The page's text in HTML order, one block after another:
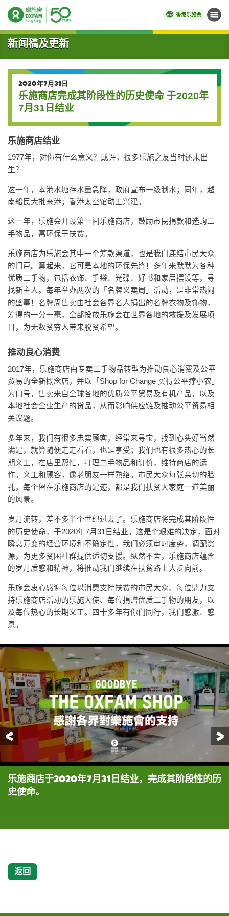
香港乐施会 菜单
开始主要内容
新闻稿及更新
2020年7月31日
乐施商店完成其阶段性的历史使命 于2020年
7月31日结业
乐施商店结业
1977年，对你有什么意义？或许，很多乐施之友当时还未出
生？
这一年，本港水塘存水量急降，政府宣布一级制水；同年，越
南船民大批来港；香港太空馆动工兴建。
这一年，乐施会开设第一间乐施商店，鼓励市民捐款和选购二
手物品，寓环保于扶贫。
乐施商店为乐施会其中一个筹款渠道，也是我们连结市民大众
的门戸。算起来，它可是本地的环保先锋！多年来默默为各种
优质二手物，包括衣饰、手袋、光碟、好书和家居摆设等，寻
找新主人。每年举办两次的「名牌义卖周」活动，是非常热闹
的盛事！名牌周售卖由社会各界名人捐出的名牌衣物及饰物，
筹得的一分一毫，全部投放乐施会在世界各地的救援及发展项
目，为无数贫穷人带来脱贫希望。
推动良心消费
2017年，乐施商店由专卖二手物品转型为推动良心消费及公平
贸易的全新概念店，并以「Shop for Change 买得公平撑小农」
为口号，售卖来自全球各地的优质公平贸易及有机产品，以及
本地社会企业生产的货品，从而影响供应链及推动公平贸易相
关议题。
多年来，我们有很多忠实顾客，经常来寻宝，找到心头好当然
满足，就算随便走走看看，也是享受；我们也有很多热心的长
期义工，在店里帮忙，打理二手物品和订价，维持商店的运
作。义工和顾客，像老朋友一样熟络。市民大众每张亲切的脸
孔，每个留在乐施商店的足迹，都是我们扶贫大家庭一道美丽
的风景。
岁月流转，差不多半个世纪过去了。乐施商店将完成其阶段性
的历史使命，于2020年7月31日结业。这是个艰难的决定，面对
瞬息万变的经营环境和不确定性，我们必须审时度势，调配资
源，为更多贫困社群提供适切支援。纵然不舍，乐施商店蕴含
的岁月质感和精神，将推动我们继续在扶贫路上大步向前。
乐施会衷心感谢每位以消费支持扶贫的市民大众、每位鼎力支
持乐施商店活动的乐施大使、每位捐赠优质二手物的朋友，以
及每位热心的长期义工。四十多年有你们同行，我们感激、感
恩。
前一页
乐施商店于2020年7月31日结业，完成其阶段性的历
史使命。
1986年，位於中環怡和大廈的樂施商店開業。香港小
姐冠軍謝寧與當時的香港樂施會主席何信，一起主持
返回